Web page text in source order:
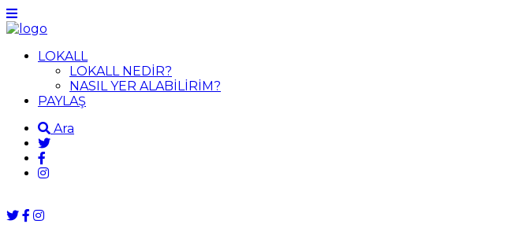
LOKALL
LOKALL NEDİR?
NASIL YER ALABİLİRİM?
PAYLAŞ
Ara